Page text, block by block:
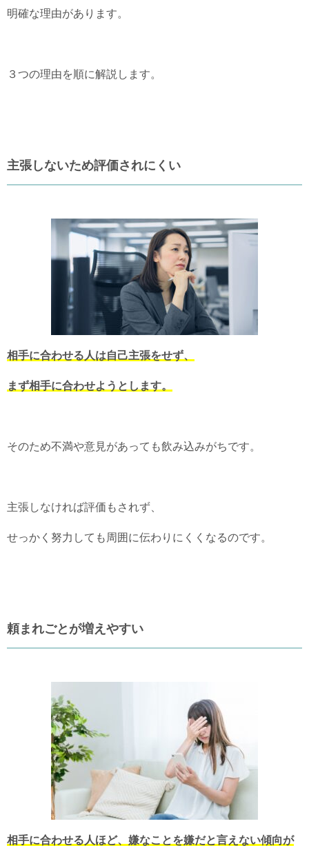
明確な理由があります。
３つの理由を順に解説します。
主張しないため評価されにくい
相手に合わせる人は自己主張をせず、
まず相手に合わせようとします。
そのため不満や意見があっても飲み込みがちです。
主張しなければ評価もされず、
せっかく努力しても周囲に伝わりにくくなるのです。
頼まれごとが増えやすい
相手に合わせる人ほど、嫌なことを嫌だと言えない傾向が